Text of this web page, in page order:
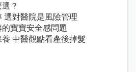
？
選對醫院是風險管理
寶寶安全感問題
中醫觀點看產後掉髮